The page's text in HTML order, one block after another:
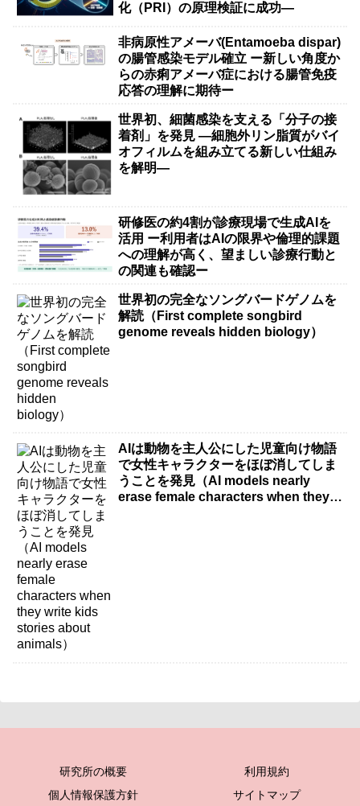
化（PRI）の原理検証に成功―
非病原性アメーバ(Entamoeba dispar)
の腸管感染モデル確立 ー新しい角度か
らの赤痢アメーバ症における腸管免疫
応答の理解に期待ー
世界初、細菌感染を支える「分子の接
着剤」を発見 ―細胞外リン脂質がバイ
オフィルムを組み立てる新しい仕組み
を解明―
研修医の約4割が診療現場で生成AIを
活用 ー利用者はAIの限界や倫理的課題
への理解が高く、望ましい診療行動と
の関連も確認ー
世界初の完全なソングバードゲノムを
解読（First complete songbird
genome reveals hidden biology）
AIは動物を主人公にした児童向け物語
で女性キャラクターをほぼ消してしま
うことを発見（AI models nearly
erase female characters when they
研究所の概要
利用規約
個人情報保護方針
サイトマップ